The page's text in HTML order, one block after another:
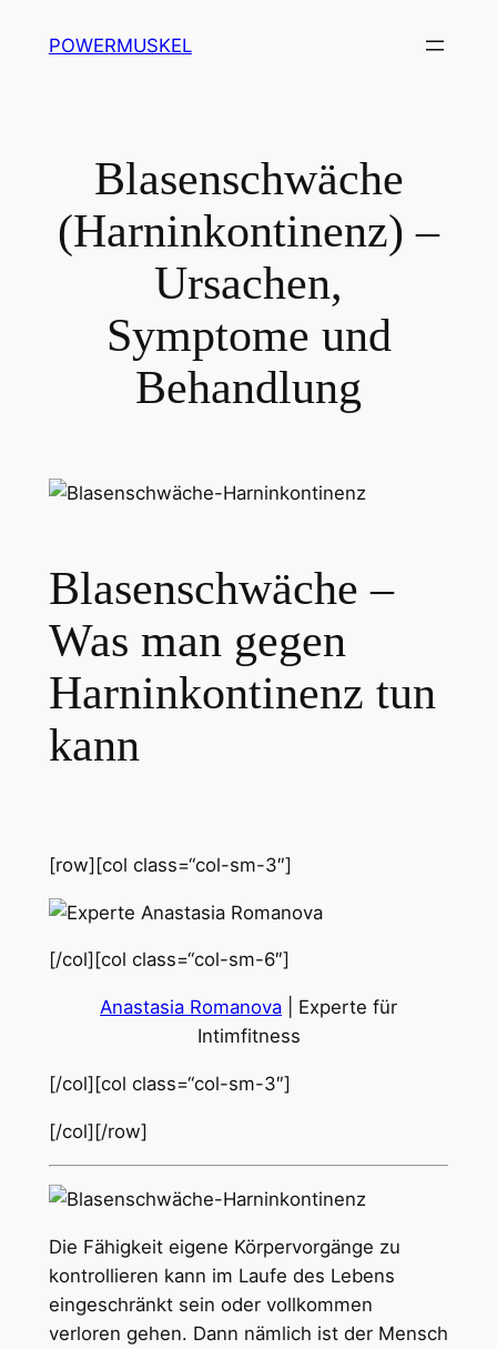
InhaltPOWERMUSKEL
Blasenschwäche
(Harninkontinenz) –
Ursachen,
Symptome und
Behandlung
Blasenschwäche –
Was man gegen
Harninkontinenz tun
kann
[row][col class=“col-sm-3″]
[/col][col class=“col-sm-6″]
Anastasia Romanova | Experte für
Intimfitness
[/col][col class=“col-sm-3″]
[/col][/row]
Die Fähigkeit eigene Körpervorgänge zu
kontrollieren kann im Laufe des Lebens
eingeschränkt sein oder vollkommen
verloren gehen. Dann nämlich ist der Mensch